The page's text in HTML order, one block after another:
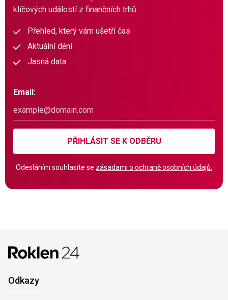
klíčových událostí z finančních trhů.
Přehled, který vám ušetří čas
Aktuální dění
Jasná data
Email:
PŘIHLÁSIT SE K ODBĚRU
Odesláním souhlasíte se zásadami o ochraně osobních údajů.
Odkazy